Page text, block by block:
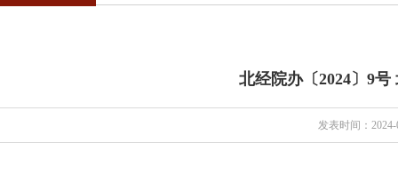
北经院办〔2024〕9
发表时间：2024-